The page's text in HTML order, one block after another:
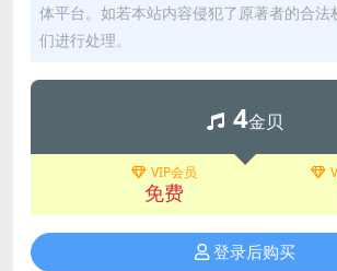
体平台。如若本站内容侵犯了原著者的合法
们进行处理。
4金贝
VIP会员
免费
登录后购买